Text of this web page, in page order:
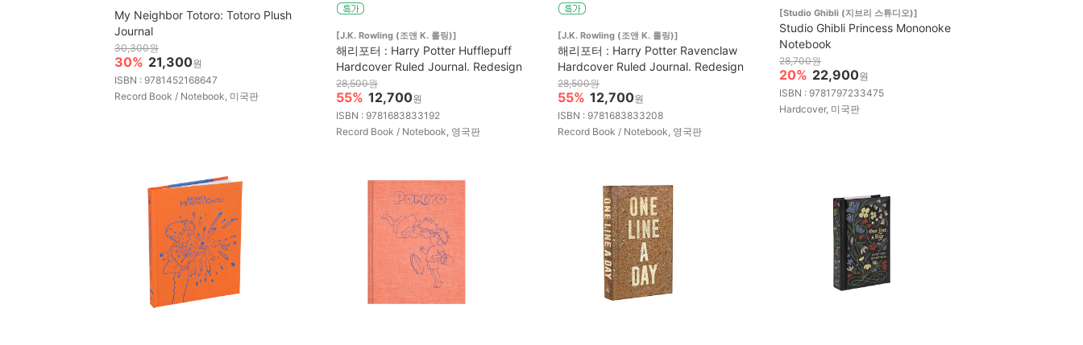
My Neighbor Totoro: Totoro Plush
Journal
30,300원
30% 21,300원
ISBN : 9781452168647
Record Book / Notebook, 미국판
[J.K. Rowling (조앤 K. 롤링)]
해리포터 : Harry Potter Hufflepuff
Hardcover Ruled Journal. Redesign
28,500원
55% 12,700원
ISBN : 9781683833192
Record Book / Notebook, 영국판
[J.K. Rowling (조앤 K. 롤링)]
해리포터 : Harry Potter Ravenclaw
Hardcover Ruled Journal. Redesign
28,500원
55% 12,700원
ISBN : 9781683833208
Record Book / Notebook, 영국판
[Studio Ghibli (지브리 스튜디오)]
Studio Ghibli Princess Mononoke
Notebook
28,700원
20% 22,900원
ISBN : 9781797233475
Hardcover, 미국판